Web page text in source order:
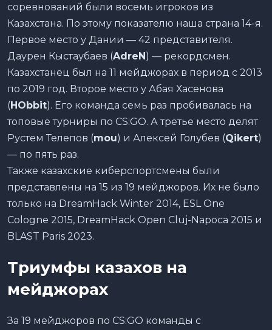
соревнований были восемь игроков из
Казахстана. По этому показателю наша страна 14-я.
Первое место у Дании — 42 представителя.
Даурен Кыстаубаев (AdreN) — рекордсмен.
Казахстанец был на 11 мейджорах в период с 2013
по 2019 год. Второе место у Абая Хасенова
(HObbit). Его команда семь раз пробивалась на
топовые турниры по CS:GO. А третье место делят
Рустем Телепов (mou) и Алексей Голубев (Qikert)
— по пять раз.
Также казахские киберспортсмены были
представлены на 15 из 19 мейджоров. Их не было
только на DreamHack Winter 2014, ESL One
Cologne 2015, DreamHack Open Cluj-Napoca 2015 и
BLAST Paris 2023.
Триумфы казахов на
мейджорах
За 19 мейджоров по CS:GO команды с